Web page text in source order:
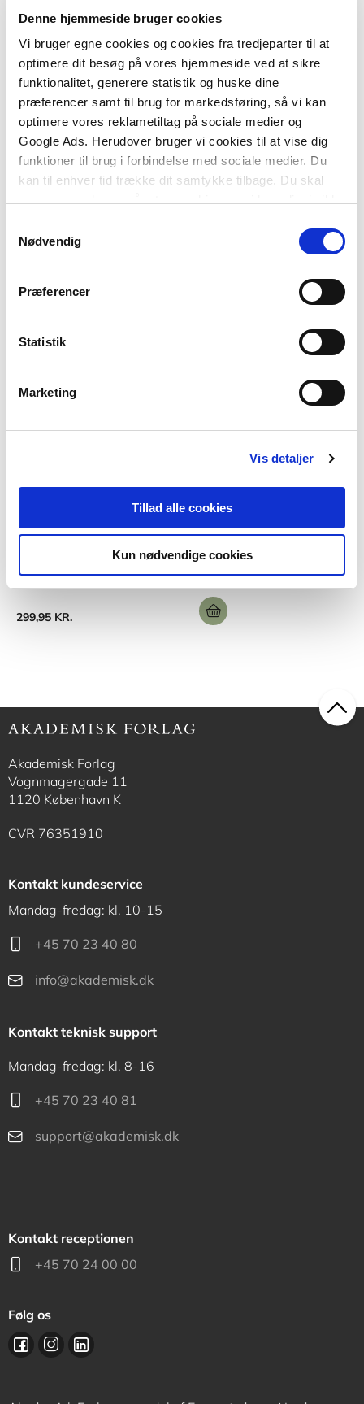
Denne hjemmeside bruger cookies
Vi bruger egne cookies og cookies fra tredjeparter til at
optimere dit besøg på vores hjemmeside ved at sikre
funktionalitet, generere statistik og huske dine
præferencer samt til brug for markedsføring, så vi kan
optimere vores reklametiltag på sociale medier og
Google Ads. Herudover bruger vi cookies til at vise dig
funktioner til brug i forbindelse med sociale medier. Du
kan til enhver tid trække dit samtykke tilbage. Du skal
tilbagetrækker et samtykke.
Nødvendig
Præferencer
Statistik
Marketing
Vis detaljer
Tillad alle cookies
Kun nødvendige cookies
overbygning til den. Ledelse er ikke
arbejde, håndværket. Det er et andet fagområde,
hvor du også skal opbygge en professionel
identitet.
Softcover
Ledelse uden personaleansvar. 10
stærke værktøjer
Anne Birgitte Lindholm
299,95 KR.
Akademisk Forlag
Vognmagergade 11
1120 København K
CVR 76351910
Kontakt kundeservice
Mandag-fredag: kl. 10-15
+45 70 23 40 80
info@akademisk.dk
Kontakt teknisk support
Mandag-fredag: kl. 8-16
+45 70 23 40 81
support@akademisk.dk
Kontakt receptionen
+45 70 24 00 00
Følg os